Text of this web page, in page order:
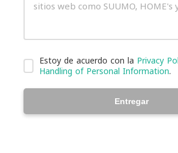
Estoy de acuerdo con la Privacy
Handling of Personal Information.
Entregar